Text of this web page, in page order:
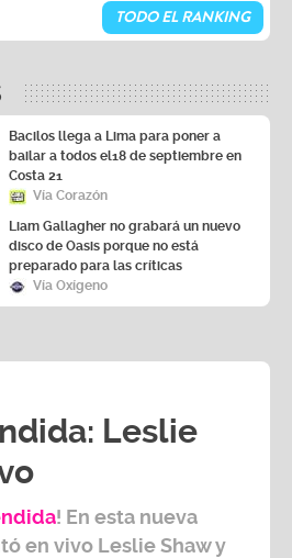
TODO EL RANKING
Bacilos llega a Lima para poner a
bailar a todos el18 de septiembre en
Costa 21
Vía Corazón
Liam Gallagher no grabará un nuevo
disco de Oasis porque no está
preparado para las críticas
Vía Oxígeno
Leslie
! En esta nueva
en vivo Leslie Shaw y